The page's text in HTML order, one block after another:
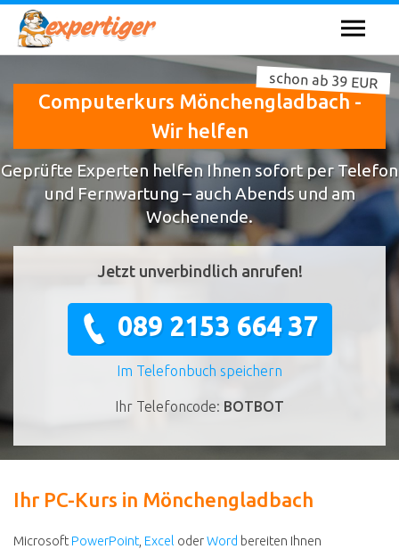
Computerkurs Mönchengladbach -
Wir helfen
schon ab 39 EUR
Geprüfte Experten helfen Ihnen sofort per Telefon
und Fernwartung – auch Abends und am
Wochenende.
Jetzt unverbindlich anrufen!
089 2153 664 37
Im Telefonbuch speichern
Ihr Telefoncode: BOTBOT
Ihr PC-Kurs in Mönchengladbach
Microsoft PowerPoint Excel oderWord bereiten Ihnen